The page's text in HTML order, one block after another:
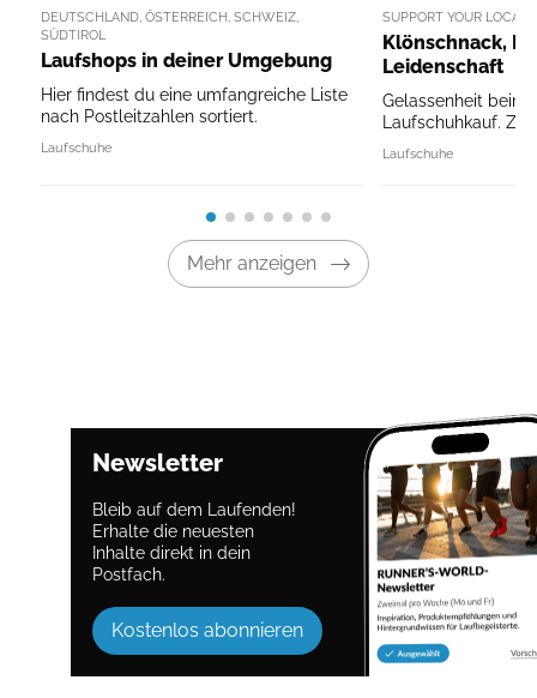
DEUTSCHLAND, ÖSTERREICH, SCHWEIZ,
SÜDTIROL
Laufshops in deiner Umgebung
Hier findest du eine umfangreiche Liste 
nach Postleitzahlen sortiert.
Laufschuhe
SUPPORT YOUR LOCAL
Klönschnack,
Leidenschaft
Gelassenheit beim
Laufschuhkauf. Zu
Laufschuhe
Mehr anzeigen
Newsletter
Bleib auf dem Laufenden!
Erhalte die neuesten
Inhalte direkt in dein
Postfach.
Kostenlos abonnieren